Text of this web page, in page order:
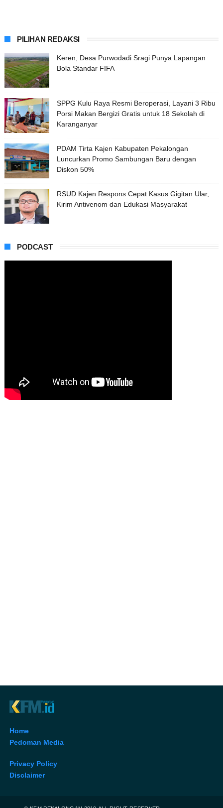
PILIHAN REDAKSI
Keren, Desa Purwodadi Sragi Punya Lapangan
Bola Standar FIFA
SPPG Kulu Raya Resmi Beroperasi, Layani 3 Ribu
Porsi Makan Bergizi Gratis untuk 18 Sekolah di
Karanganyar
PDAM Tirta Kajen Kabupaten Pekalongan
Luncurkan Promo Sambungan Baru dengan
Diskon 50%
RSUD Kajen Respons Cepat Kasus Gigitan Ular,
Kirim Antivenom dan Edukasi Masyarakat
PODCAST
Home
Pedoman Media
Privacy Policy
Disclaimer